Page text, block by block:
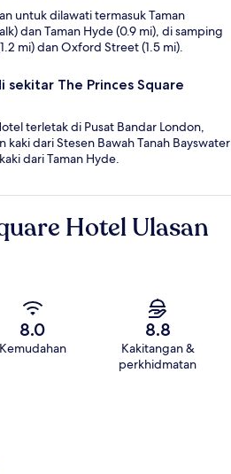
untuk dilawati termasuk Taman
dan Taman Hyde (0.9 mi), di samping
mi) dan Oxford Street (1.5 mi).
sekitar The Princes Square
terletak di Pusat Bandar London,
kaki dari Stesen Bawah Tanah Bayswater
dari Taman Hyde.
Hotel Ulasan
8.0
Kemudahan
8.8
Kakitangan &
perkhidmatan